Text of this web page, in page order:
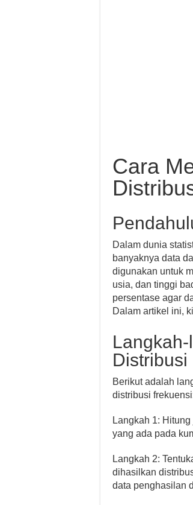
Cara
Dalam dunia
banyaknya data
digunakan untuk
usia, dan tinggi
persentase agar
Dalam artikel ini,
Distribusi
Berikut adalah
distribusi
Langkah 1:
yang ada pada
Langkah 2:
dihasilkan
data penghasilan